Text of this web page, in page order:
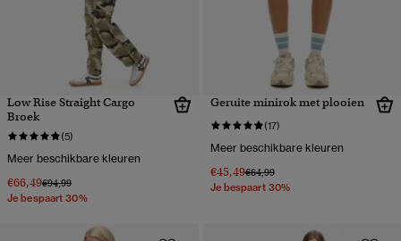
Low Rise Straight Cargo
Broek
(5)
Meer beschikbare kleuren
€66,49Prijs verlaagd van
€94,99naar
Je bespaart 30%
Geruite minirok met plooien
(17)
Meer beschikbare kleuren
€45,49Prijs verlaagd van
€64,99naar
Je bespaart 30%